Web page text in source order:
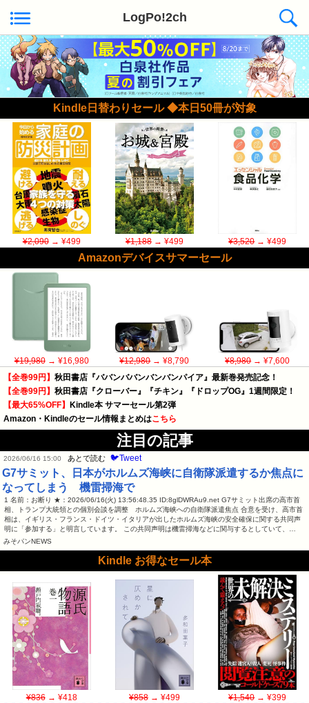
LogPo!2ch
Kindle日替わりセール ◆本日50冊が対象
¥2,090→ ¥499 ¥1,188→ ¥499 ¥3,520→ ¥499
Amazonデバイスサマーセール
¥19,980→ ¥16,980 ¥12,980→ ¥8,790 ¥8,980→ ¥7,600
【全巻99円】 秋田書店『ババンババンバンバンパイア』最新巻発売記念！
【全巻99円】 秋田書店『クローバー』『チキン』『ドロップOG』1週間限定！
【最大65%OFF】 Kindle本 サマーセール第2弾
Amazon・Kindleのセール情報まとめはこちら
注目の記事
2026/06/16 15:00 あとで読む 🐦Tweet
G7サミット、日本がホルムズ海峡に自衛隊派遣するか焦点に
なってしまう 機雷掃海で
1 名前：お断り ★：2026/06/16(火) 13:56:48.35 ID:8glDWRAu9.net G7サミット出席の高市首
相、トランプ大統領との個別会談を調整 ホルムズ海峡への自衛隊派遣焦点 合意を受け、高市首
相は、イギリス・フランス・ドイツ・イタリアが出したホルムズ海峡の安全確保に関する共同声
明に「参加する」と明言しています。 この共同声明は機雷掃海などに関与するとしていて、…
みそパンNEWS
Kindle お得なセール本
¥836→ ¥418 ¥858→ ¥499 ¥1,540→ ¥399